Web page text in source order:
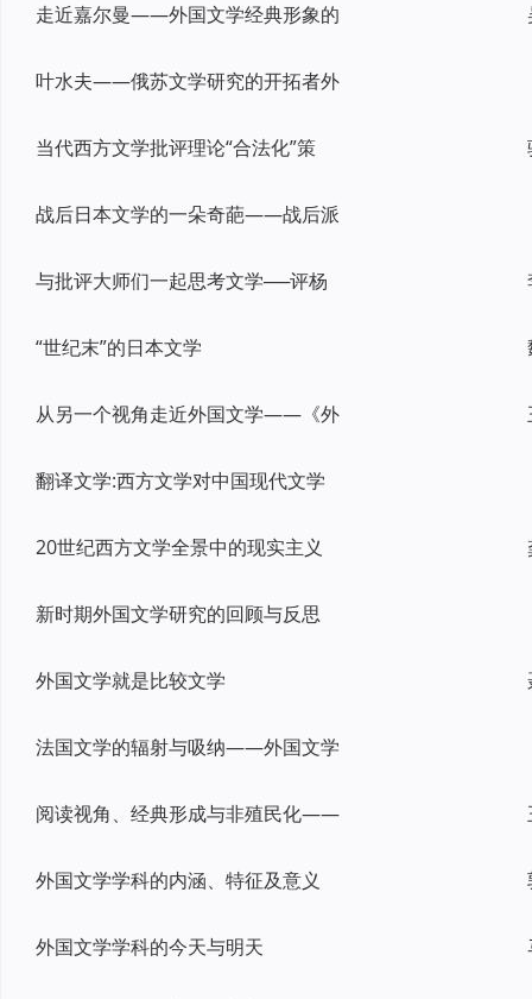
走近嘉尔曼——外国文学经典形象的
叶水夫——俄苏文学研究的开拓者外
当代西方文学批评理论“合法化”策
战后日本文学的一朵奇葩——战后派
与批评大师们一起思考文学──评杨
“世纪末”的日本文学
从另一个视角走近外国文学——《外
翻译文学:西方文学对中国现代文学
20世纪西方文学全景中的现实主义
新时期外国文学研究的回顾与反思
外国文学就是比较文学
法国文学的辐射与吸纳——外国文学
阅读视角、经典形成与非殖民化——
外国文学学科的内涵、特征及意义
外国文学学科的今天与明天